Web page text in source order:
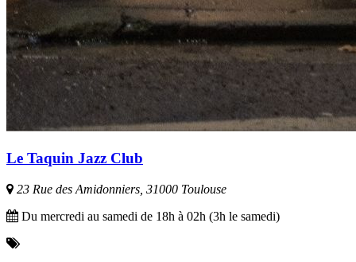
Le Taquin Jazz Club
23 Rue des Amidonniers, 31000 Toulouse
Du mercredi au samedi de 18h à 02h (3h le samedi)